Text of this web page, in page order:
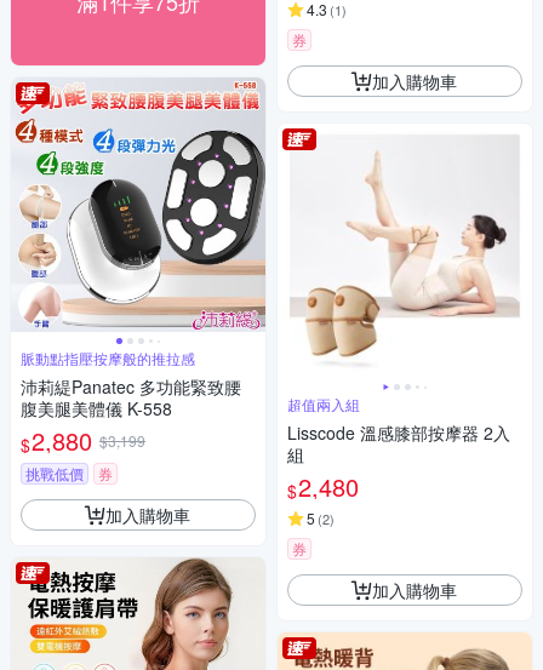
脈動點指壓按摩般的推拉感
沛莉緹Panatec 多功能緊致腰
腹美腿美體儀 K-558
$2,880 $3,199
挑戰低價
券
加入購物車
4.3 (1)
券
加入購物車
超值兩入組
Lisscode 溫感膝部按摩器 2入
組
$2,480
5 (2)
券
加入購物車